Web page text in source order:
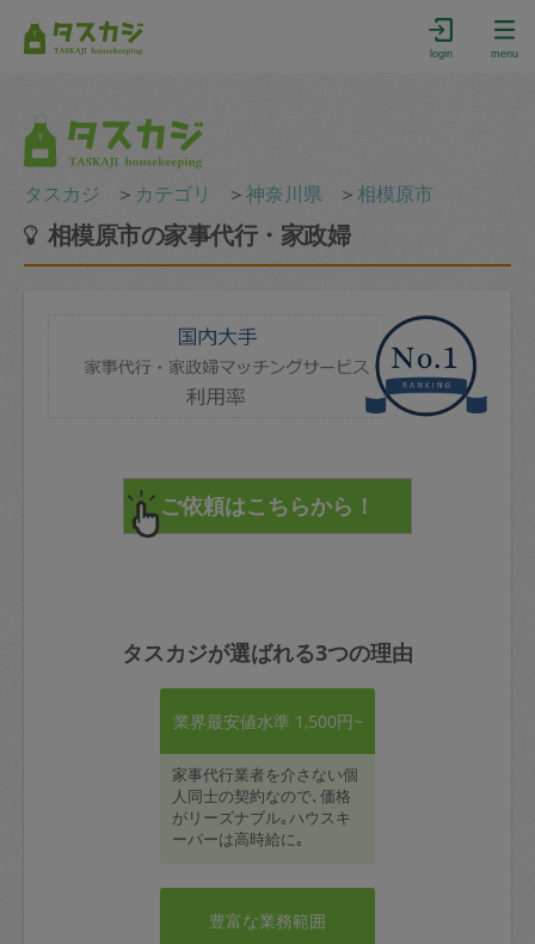
login menu
タスカジ ＞ カテゴリ ＞神奈川県 ＞相模原市
相模原市の家事代行・家政婦
タスカジが選ばれる3つの理由
業界最安値水準 1,500円~
家事代行業者を介さない個
人同士の契約なので､価格
がリーズナブル｡ハウスキ
ーパーは高時給に｡
豊富な業務範囲